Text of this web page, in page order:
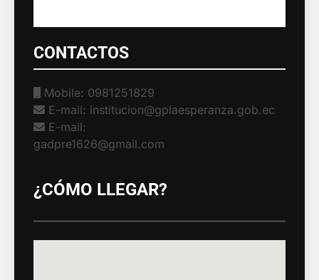
CONTACTOS
Mobile: 0981251829
E-mail: institucion@gplaesperanza.gob.ec
E-mail:
gadpre1626@gmail.com
¿CÓMO LLEGAR?